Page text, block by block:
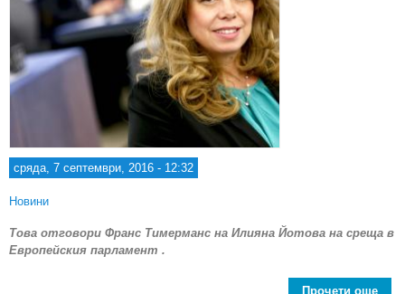
сряда, 7 септември, 2016 - 12:32
Новини
Това отговори Франс Тимерманс на Илияна Йотова на среща в
Европейския парламент .
Прочети още